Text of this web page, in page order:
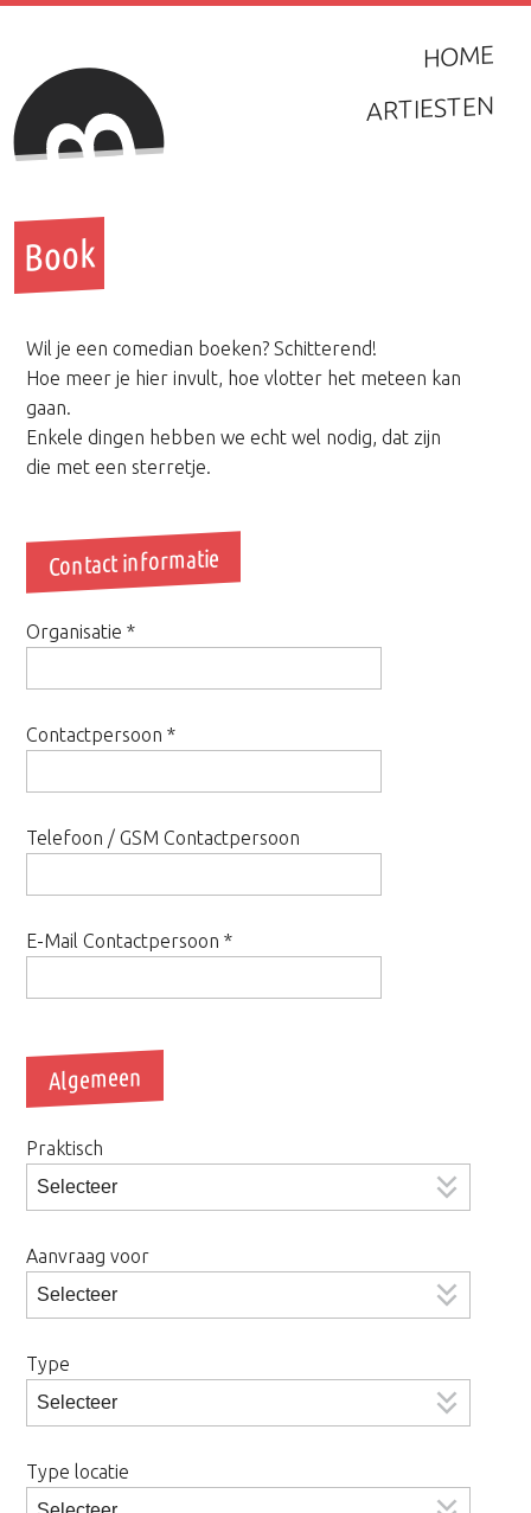
HOME
ARTIESTEN
Book
Wil je een comedian boeken? Schitterend!
Hoe meer je hier invult, hoe vlotter het meteen kan
gaan.
Enkele dingen hebben we echt wel nodig, dat zijn
die met een sterretje.
Contact informatie
Organisatie*
Contactpersoon*
Telefoon / GSM Contactpersoon
E-Mail Contactpersoon*
Algemeen
Praktisch
Aanvraag voor
Type
Type locatie